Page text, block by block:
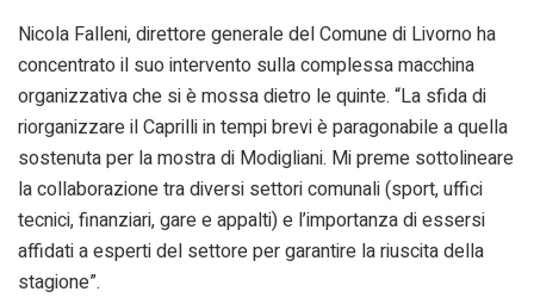
Nicola Falleni, direttore generale del Comune di Livorno ha
concentrato il suo intervento sulla complessa macchina
organizzativa che si è mossa dietro le quinte. “La sfida di
riorganizzare il Caprilli in tempi brevi è paragonabile a quella
sostenuta per la mostra di Modigliani. Mi preme sottolineare
la collaborazione tra diversi settori comunali (sport, uffici
tecnici, finanziari, gare e appalti) e l’importanza di essersi
affidati a esperti del settore per garantire la riuscita della
stagione”.